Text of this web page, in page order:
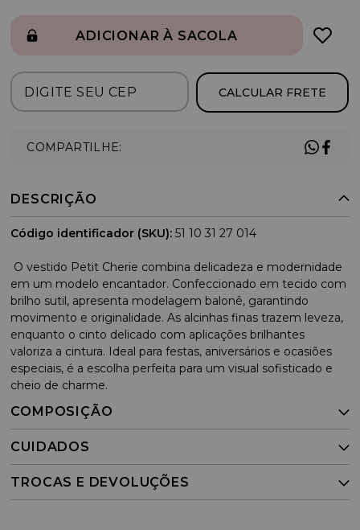
ADICIONAR À SACOLA
CALCULAR FRETE
COMPARTILHE:
DESCRIÇÃO
Código identificador (SKU): 51 10 31 27 014
O vestido Petit Cherie combina delicadeza e modernidade
em um modelo encantador. Confeccionado em tecido com
brilho sutil, apresenta modelagem balonê, garantindo
movimento e originalidade. As alcinhas finas trazem leveza,
enquanto o cinto delicado com aplicações brilhantes
valoriza a cintura. Ideal para festas, aniversários e ocasiões
especiais, é a escolha perfeita para um visual sofisticado e
cheio de charme.
COMPOSIÇÃO
CUIDADOS
TROCAS E DEVOLUÇÕES